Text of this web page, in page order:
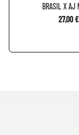
BRASIL X AJ
27,00 €